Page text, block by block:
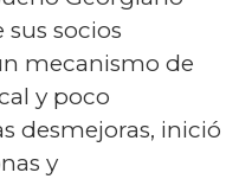
socios
mecanismo de
y poco
desmejoras, inició
y